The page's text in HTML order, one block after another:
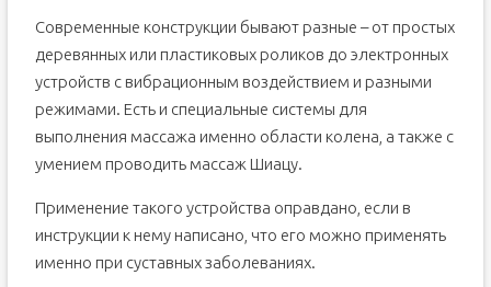
Современные конструкции бывают разные – от простых
деревянных или пластиковых роликов до электронных
устройств с вибрационным воздействием и разными
режимами. Есть и специальные системы для
выполнения массажа именно области колена, а также с
умением проводить массаж Шиацу.
Применение такого устройства оправдано, если в
инструкции к нему написано, что его можно применять
именно при суставных заболеваниях.